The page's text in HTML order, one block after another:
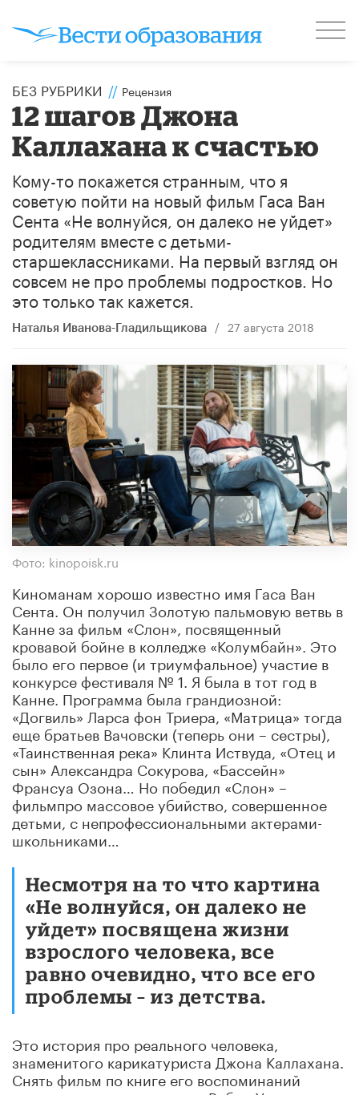
БЕЗ РУБРИКИ // Рецензия
12 шагов Джона
Каллахана к счастью
Кому-то покажется странным, что я
советую пойти на новый фильм Гаса Ван
Сента «Не волнуйся, он далеко не уйдет»
родителям вместе с детьми-
старшеклассниками. На первый взгляд он
совсем не про проблемы подростков. Но
это только так кажется.
Наталья Иванова-Гладильщикова / 27 августа 2018
Фото: kinopoisk.ru
Киноманам хорошо известно имя Гаса Ван
Сента. Он получил Золотую пальмовую ветвь в
Канне за фильм «Слон», посвященный
кровавой бойне в колледже «Колумбайн». Это
было его первое (и триумфальное) участие в
конкурсе фестиваля № 1. Я была в тот год в
Канне. Программа была грандиозной:
«Догвиль» Ларса фон Триера, «Матрица» тогда
еще братьев Вачовски (теперь они – сестры),
«Таинственная река» Клинта Иствуда, «Отец и
сын» Александра Сокурова, «Бассейн»
Франсуа Озона… Но победил «Слон» –
фильмпро массовое убийство, совершенное
детьми, с непрофессиональными актерами-
школьниками…
Несмотря на то что картина
«Не волнуйся, он далеко не
уйдет» посвящена жизни
взрослого человека, все
равно очевидно, что все его
проблемы – из детства.
Это история про реального человека,
знаменитого карикатуриста Джона Каллахана.
Снять фильм по книге его воспоминаний